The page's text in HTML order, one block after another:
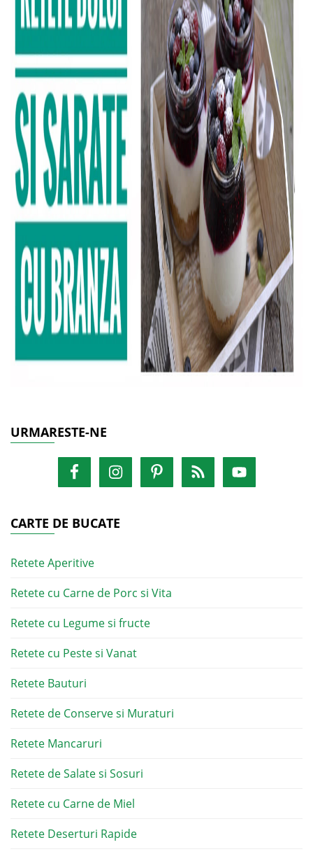
URMARESTE-NE
CARTE DE BUCATE
Retete Aperitive
Retete cu Carne de Porc si Vita
Retete cu Legume si fructe
Retete cu Peste si Vanat
Retete Bauturi
Retete de Conserve si Muraturi
Retete Mancaruri
Retete de Salate si Sosuri
Retete cu Carne de Miel
Retete Deserturi Rapide